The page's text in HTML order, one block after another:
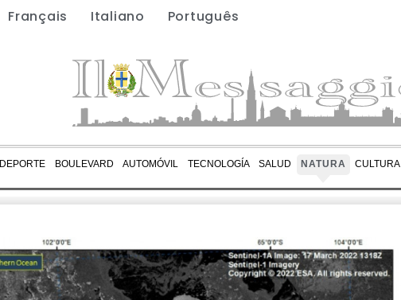
Français Italiano Português
DEPORTE BOULEVARD AUTOMÓVIL TECNOLOGÍA SALUD NATURA CULTURA